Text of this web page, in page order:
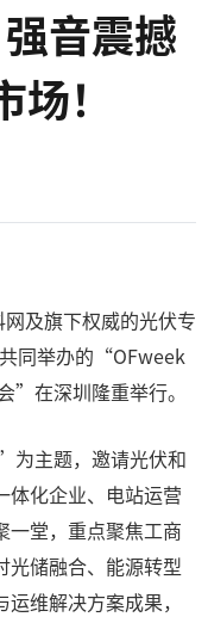
音震撼
！
及旗下权威的光伏专
同举办的“OFweek
”在深圳隆重举行。
主题，邀请光伏和
体化企业、电站运营
一堂，重点聚焦工商
光储融合、能源转型
维解决方案成果，